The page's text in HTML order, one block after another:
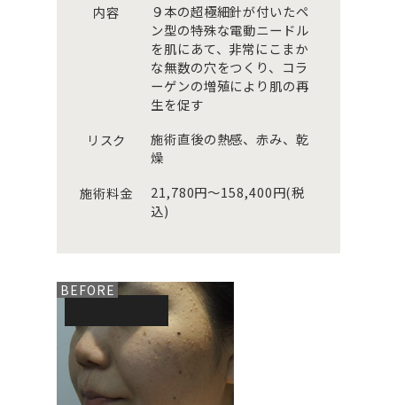
内容
９本の超極細針が付いたペ
ン型の特殊な電動ニードル
を肌にあて、非常にこまか
な無数の穴をつくり、コラ
ーゲンの増殖により肌の再
生を促す
リスク
施術直後の熱感、赤み、乾
燥
施術料金
21,780円～158,400円(税
込)
BEFORE